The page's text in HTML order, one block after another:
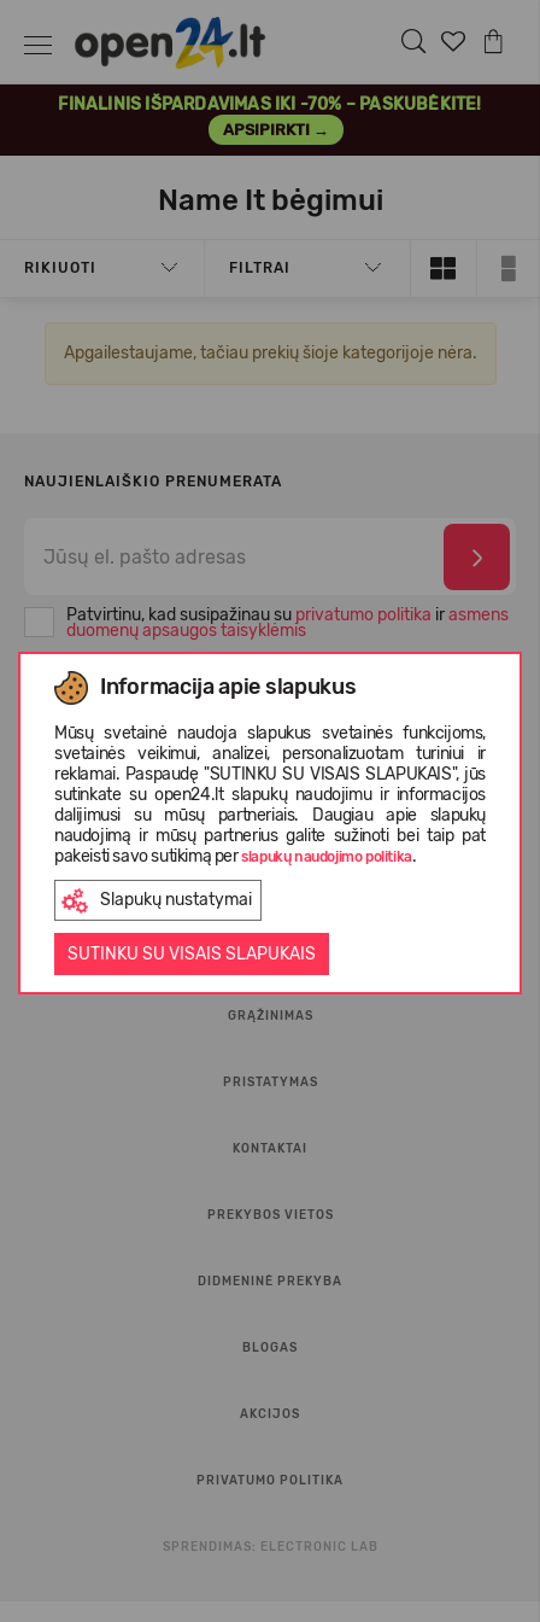
FINALINIS IŠPARDAVIMAS IKI -70% – PASKUBĖKITE!
APSIPIRKTI →
Informacija apie slapukus
Mūsų svetainė naudoja slapukus svetainės funkcijoms,
svetainės veikimui, analizei, personalizuotam turiniui ir
reklamai. Paspaudę "SUTINKU SU VISAIS SLAPUKAIS", jūs
sutinkate su open24.lt slapukų naudojimu ir informacijos
dalijimusi su mūsų partneriais. Daugiau apie slapukų
naudojimą ir mūsų partnerius galite sužinoti bei taip pat
pakeisti savo sutikimą perslapukų naudojimo politika.
Slapukų nustatymai
SUTINKU SU VISAIS SLAPUKAIS
Name It bėgimui
RIKIUOTI FILTRAI
Apgailestaujame, tačiau prekių šioje kategorijoje nėra.
NAUJIENLAIŠKIO PRENUMERATA
Patvirtinu, kad susipažinau su privatumo politika irasmens
duomenų apsaugos taisyklėmis
INFORMACIJA PIRKĖJUI
D.U.K.
GRĄŽINIMAS
PRISTATYMAS
KONTAKTAI
PREKYBOS VIETOS
DIDMENINĖ PREKYBA
BLOGAS
AKCIJOS
PRIVATUMO POLITIKA
SPRENDIMAS: ELECTRONIC LAB